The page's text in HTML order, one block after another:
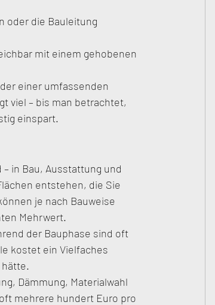
oder die Bauleitung
mit einem gehobenen
einer umfassenden
viel – bis man betrachtet,
einspart.
in Bau, Ausstattung und
entstehen, die Sie
je nach Bauweise
Mehrwert.
der Bauphase sind oft
kostet ein Vielfaches
Dämmung, Materialwahl
mehrere hundert Euro pro